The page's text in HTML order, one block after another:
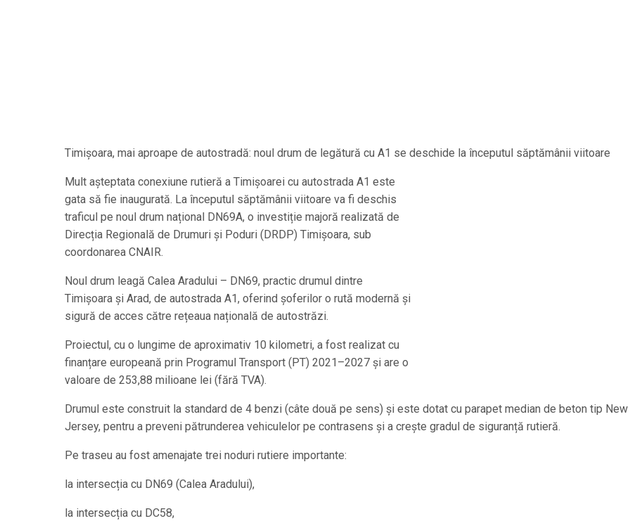
Timișoara, mai aproape de autostradă: noul drum de legătură cu A1 se deschide la începutul săptămânii viitoare
Mult așteptata conexiune rutieră a Timișoarei cu autostrada A1 este
gata să fie inaugurată. La începutul săptămânii viitoare va fi deschis
traficul pe noul drum național DN69A, o investiție majoră realizată de
Direcția Regională de Drumuri și Poduri (DRDP) Timișoara, sub
coordonarea CNAIR.
Noul drum leagă Calea Aradului – DN69, practic drumul dintre
Timișoara și Arad, de autostrada A1, oferind șoferilor o rută modernă și
sigură de acces către rețeaua națională de autostrăzi.
Proiectul, cu o lungime de aproximativ 10 kilometri, a fost realizat cu
finanțare europeană prin Programul Transport (PT) 2021–2027 și are o
valoare de 253,88 milioane lei (fără TVA).
Drumul este construit la standard de 4 benzi (câte două pe sens) și este dotat cu parapet median de beton tip New
Jersey, pentru a preveni pătrunderea vehiculelor pe contrasens și a crește gradul de siguranță rutieră.
Pe traseu au fost amenajate trei noduri rutiere importante:
la intersecția cu DN69 (Calea Aradului),
la intersecția cu DC58,